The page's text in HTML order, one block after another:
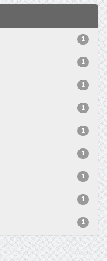
1
1
1
1
1
1
1
1
1